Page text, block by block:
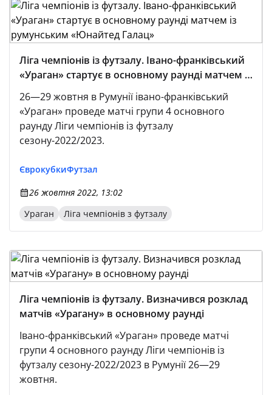
Ліга чемпіонів із футзалу. Івано-франківський
«Ураган» стартує в основному раунді матчем із
румунським «Юнайтед Галац»
26—29 жовтня в Румунії івано-франківський
«Ураган» проведе матчі групи 4 основного
раунду Ліги чемпіонів із футзалу
сезону-2022/2023.
ЄврокубкиФутзал
26 жовтня 2022, 13:02
Ураган
Ліга чемпіонів з футзалу
Ліга чемпіонів із футзалу. Визначився розклад
матчів «Урагану» в основному раунді
Івано-франківський «Ураган» проведе матчі
групи 4 основного раунду Ліги чемпіонів із
футзалу сезону-2022/2023 в Румунії 26—29
жовтня.